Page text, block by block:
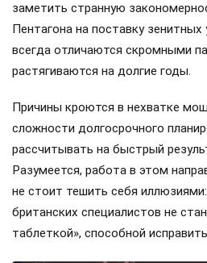
заметить странную
Пентагона на поставку
всегда отличаются скромными
растягиваются на долгие годы.
Причины кроются в нехватке
сложности долгосрочного
рассчитывать на быстрый
Разумеется, работа в этом
не стоит тешить себя
британских специалистов не
таблеткой», способной